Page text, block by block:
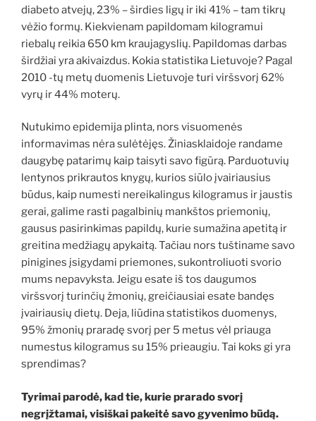
diabeto atvejų, 23% – širdies ligų ir iki 41% – tam tikrų
vėžio formų. Kiekvienam papildomam kilogramui
riebalų reikia 650 km kraujagyslių. Papildomas darbas
širdžiai yra akivaizdus. Kokia statistika Lietuvoje? Pagal
2010 -tų metų duomenis Lietuvoje turi viršsvorį 62%
vyrų ir 44% moterų.
Nutukimo epidemija plinta, nors visuomenės
informavimas nėra sulėtėjęs. Žiniasklaidoje randame
daugybę patarimų kaip taisyti savo figūrą. Parduotuvių
lentynos prikrautos knygų, kurios siūlo įvairiausius
būdus, kaip numesti nereikalingus kilogramus ir jaustis
gerai, galime rasti pagalbinių mankštos priemonių,
gausus pasirinkimas papildų, kurie sumažina apetitą ir
greitina medžiagų apykaitą. Tačiau nors tuštiname savo
pinigines įsigydami priemones, sukontroliuoti svorio
mums nepavyksta. Jeigu esate iš tos daugumos
viršsvorį turinčių žmonių, greičiausiai esate bandęs
įvairiausių dietų. Deja, liūdina statistikos duomenys,
95% žmonių praradę svorį per 5 metus vėl priauga
numestus kilogramus su 15% prieaugiu. Tai koks gi yra
sprendimas?
Tyrimai parodė, kad tie, kurie prarado svorį
negrįžtamai, visiškai pakeitė savo gyvenimo būdą.